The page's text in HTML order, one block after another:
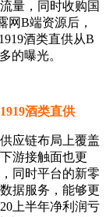
量，同时收购国
B端资源后，
酒类直供从B
的曝光。
酒类直供
应链布局上覆盖
游接触面也更
同时平台的新零
据服务，能够更
上半年净利润亏